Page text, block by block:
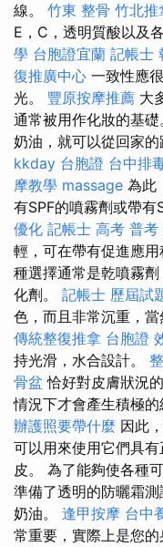
線。 竹東 整骨 竹北推
E，C，透明質酸以及
學 台胞證宜蘭 記帳士
復推廣中心 一致性應
光。 豐原按摩推薦 大
通常被用作化妝的基
奶油，就可以從回家
kkday 台胞證 台中排
摩教學 massage 為此
有SPF的噴霧劑或帶有
優化 記帳士 高考 普考
輕，可在帶有促進應
種選擇通常是乾噴霧
化劑。 記帳士 歷屆試
色，而且非常沉重，當
傳統整復推拿 台胞證
持光滑，水合設計。
骨盆 恰好對皮膚狀況
情況下才會產生積極的
辦護照要帶什麼 因此
可以用來使用它們具
皮。 為了能夠使各種
準備了透明的防曬霜
奶油。 逢甲按摩 台中
常重要，實際上是您的